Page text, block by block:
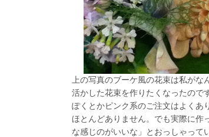
上の写真のブーケ風の花束は私がな
活かした花束を作りたくなったので
ぽくとかピンク系のご注文はよくあ
ほとんどありません。でも実際に作
な感じのがいいな」とおっしゃって